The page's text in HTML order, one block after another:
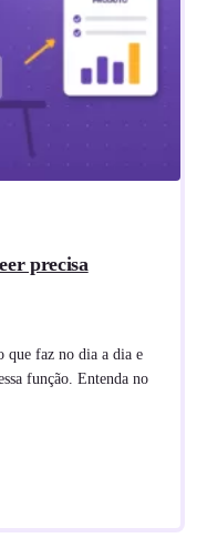
precisa
que faz no dia a dia e
função. Entenda no